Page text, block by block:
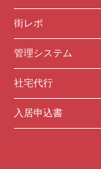
街レポ
管理システム
社宅代行
入居申込書